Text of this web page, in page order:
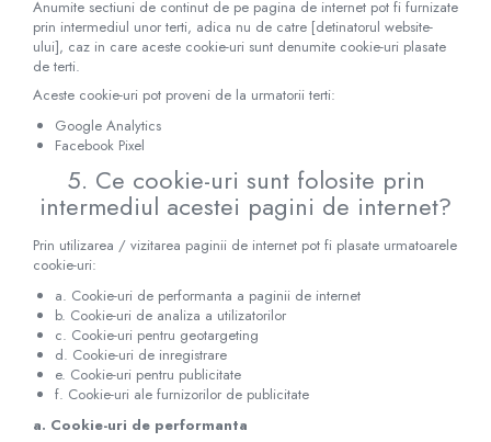
Anumite sectiuni de continut de pe pagina de internet pot fi furnizate
prin intermediul unor terti, adica nu de catre [detinatorul website-
ului], caz in care aceste cookie-uri sunt denumite cookie-uri plasate
de terti.
Aceste cookie-uri pot proveni de la urmatorii terti:
Google Analytics
Facebook Pixel
5. Ce cookie-uri sunt folosite prin
intermediul acestei pagini de internet?
Prin utilizarea / vizitarea paginii de internet pot fi plasate urmatoarele
cookie-uri:
a. Cookie-uri de performanta a paginii de internet
b. Cookie-uri de analiza a utilizatorilor
c. Cookie-uri pentru geotargeting
d. Cookie-uri de inregistrare
e. Cookie-uri pentru publicitate
f. Cookie-uri ale furnizorilor de publicitate
a. Cookie-uri de performanta